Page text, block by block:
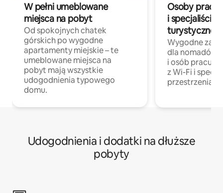
W pełni umeblowane
miejsca na pobyt
Od spokojnych chatek
górskich po wygodne
apartamenty miejskie – te
umeblowane miejsca na
pobyt mają wszystkie
udogodnienia typowego
domu.
Osoby
i specjaliści z
turystycznej
Wygodne
dla nomadów
i osób
z Wi-Fi i
przestrzenią
Udogodnienia i dodatki na dłuższe
pobyty